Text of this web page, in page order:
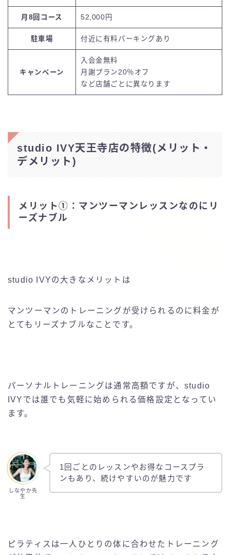
月8回コース 52,000円
駐車場 付近に有料パーキングあり
キャンペーン
入会金無料
月謝プラン20％オフ
など店舗ごとに異なります
studio IVY天王寺店の特徴(メリット・
デメリット)
メリット①：マンツーマンレッスンなのにリ
ーズナブル
studio IVYの大きなメリットは
マンツーマンのトレーニングが受けられるのに料金が
とてもリーズナブルなことです。
パーソナルトレーニングは通常高額ですが、studio
IVYでは誰でも気軽に始められる価格設定となってい
ます。
しなやか先
生
1回ごとのレッスンやお得なコースプラ
ンもあり、続けやすいのが魅力です
ピラティスは一人ひとりの体に合わせたトレーニング